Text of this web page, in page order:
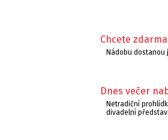
Chcete
Nádobu
Dnes večer
Netradiční
divadelní